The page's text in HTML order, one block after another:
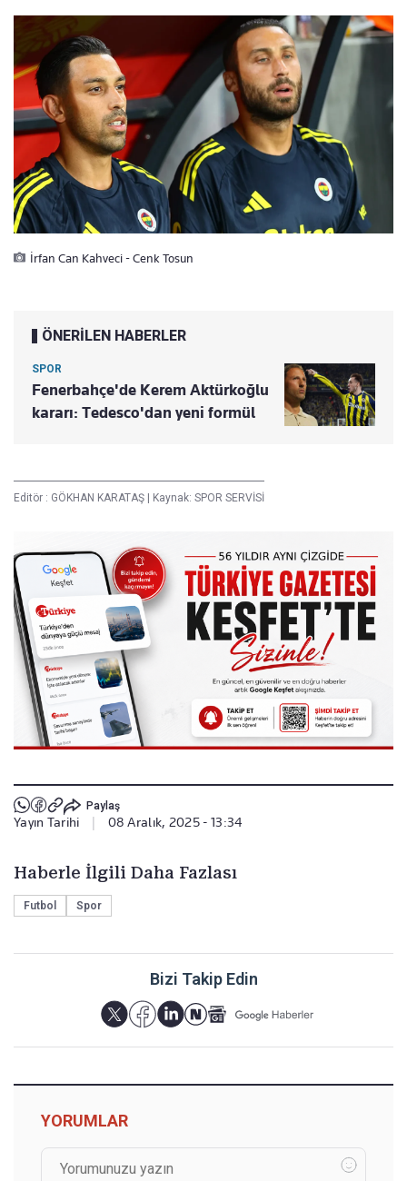
İrfan Can Kahveci - Cenk Tosun
ÖNERİLEN HABERLER
SPOR
Fenerbahçe'de Kerem Aktürkoğlu
kararı: Tedesco'dan yeni formül
Editör : GÖKHAN KARATAŞ Kaynak: SPOR SERVİSİ
Paylaş
Yayın Tarihi 08 Aralık, 2025 - 13:34
Haberle İlgili Daha Fazlası
Futbol Spor
Bizi Takip Edin
YORUMLAR